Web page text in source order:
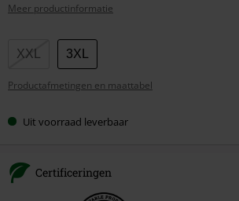
Meer productinformatie
Kies
maat
XXL 3XL
Productafmetingen en maattabel
Uit voorraad leverbaar
Certificeringen